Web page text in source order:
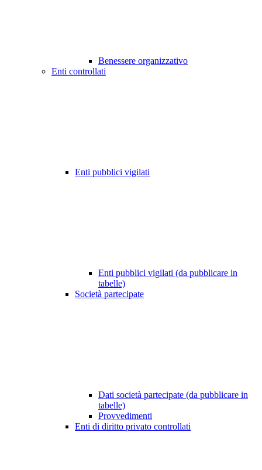
Benessere organizzativo
Enti controllati
Enti pubblici vigilati
Enti pubblici vigilati (da pubblicare in
tabelle)
Società partecipate
Dati società partecipate (da pubblicare in
tabelle)
Provvedimenti
Enti di diritto privato controllati